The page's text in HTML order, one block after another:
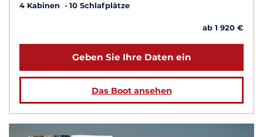
4 Kabinen
10 Schlafplätze
ab 1 920 €
Geben Sie Ihre Daten ein
Das Boot ansehen